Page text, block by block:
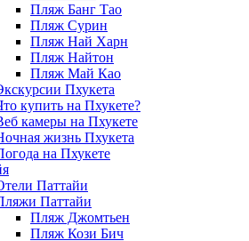
Пляж Банг Тао
Пляж Сурин
Пляж Най Харн
Пляж Найтон
Пляж Май Као
Пхукета
купить на Пхукете?
камеры на Пхукете
жизнь Пхукета
на Пхукете
Паттайи
Паттайи
Пляж Джомтьен
Пляж Кози Бич